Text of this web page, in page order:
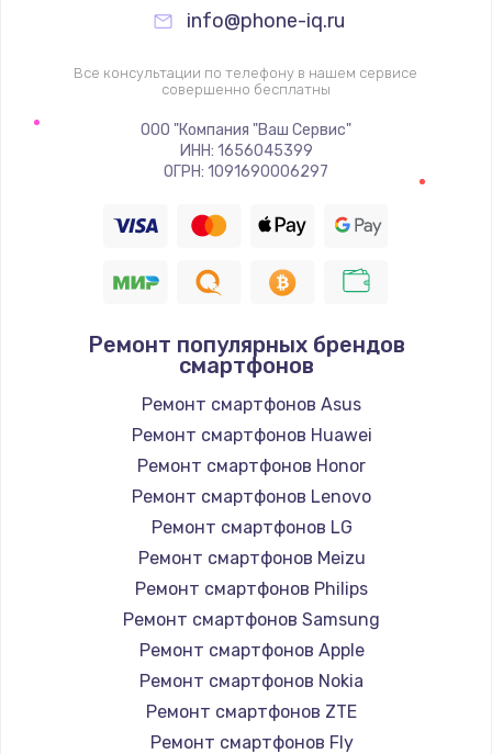
1060 руб.
Замена шим-контроллера
3900 руб.
Заказать
Замена HDMI
600 руб.
info@phone-iq.ru
Все консультации по телефону в нашем сервисе
совершенно бесплатны
ООО "Компания "Ваш Сервис"
ИНН: 1656045399
ОГРН: 1091690006297
Ремонт популярных брендов
смартфонов
Ремонт смартфонов Asus
Ремонт смартфонов Huawei
Ремонт смартфонов Honor
Ремонт смартфонов Lenovo
Ремонт смартфонов LG
Ремонт смартфонов Meizu
Ремонт смартфонов Philips
Ремонт смартфонов Samsung
Ремонт смартфонов Apple
Ремонт смартфонов Nokia
Ремонт смартфонов ZTE
Ремонт смартфонов Fly